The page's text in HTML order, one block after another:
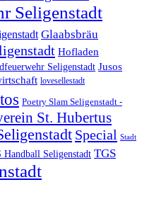
Seligenstadt
Glaabsbräu
Hofladen
Seligenstadt Jusos
lovesellestadt
Poetry Slam Seligenstadt -
St. Hubertus
Special Stadt
Handball Seligenstadt TGS